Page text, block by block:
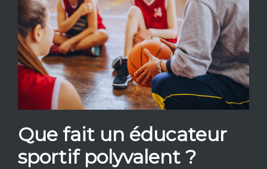
Que fait un éducateur
sportif polyvalent ?